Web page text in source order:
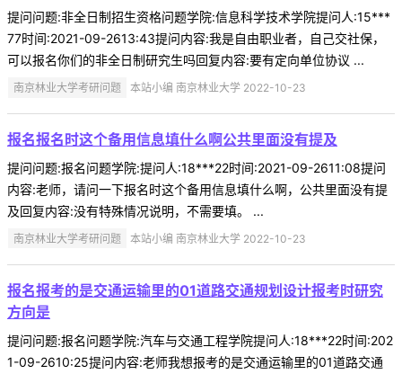
提问问题:非全日制招生资格问题学院:信息科学技术学院提问人:15***
77时间:2021-09-2613:43提问内容:我是自由职业者，自己交社保，
可以报名你们的非全日制研究生吗回复内容:要有定向单位协议 ...
南京林业大学考研问题 本站小编 南京林业大学 2022-10-23
报名报名时这个备用信息填什么啊公共里面没有提及
提问问题:报名问题学院:提问人:18***22时间:2021-09-2611:08提问
内容:老师，请问一下报名时这个备用信息填什么啊，公共里面没有提
及回复内容:没有特殊情况说明，不需要填。 ...
南京林业大学考研问题 本站小编 南京林业大学 2022-10-23
报名报考的是交通运输里的01道路交通规划设计报考时研究
方向是
提问问题:报名问题学院:汽车与交通工程学院提问人:18***22时间:202
1-09-2610:25提问内容:老师我想报考的是交通运输里的01道路交通